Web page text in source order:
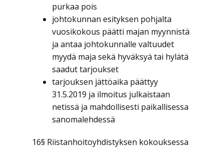
purkaa pois
johtokunnan esityksen pohjalta
vuosikokous päätti majan myynnistä
ja antaa johtokunnalle valtuudet
myydä maja sekä hyväksyä tai hylätä
saadut tarjoukset
tarjouksen jättöaika päättyy
31.5.2019 ja ilmoitus julkaistaan
netissä ja mahdollisesti paikallisessa
sanomalehdessä
16§ Riistanhoitoyhdistyksen kokouksessa